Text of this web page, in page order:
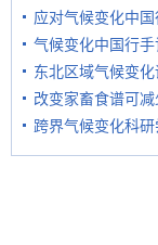
应对气候变化中
气候变化中国行
东北区域气候变
改变家畜食谱可
跨界气候变化科